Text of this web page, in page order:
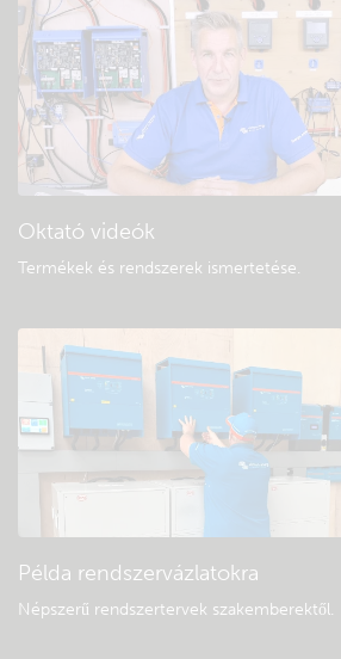
Oktató videók
Termékek és rendszerek ismertetése.
Példa rendszervázlatokra
Népszerű rendszertervek szakemberektől.